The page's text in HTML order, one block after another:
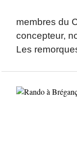
membres du
concepteur,
Les